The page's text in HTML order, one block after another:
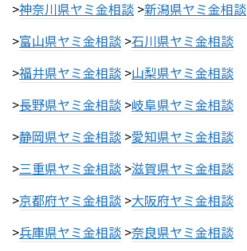
>神奈川県ヤミ金相談 >新潟県ヤミ金相談
>富山県ヤミ金相談 >石川県ヤミ金相談
>福井県ヤミ金相談 >山梨県ヤミ金相談
>長野県ヤミ金相談 >岐阜県ヤミ金相談
>静岡県ヤミ金相談 >愛知県ヤミ金相談
>三重県ヤミ金相談 >滋賀県ヤミ金相談
>京都府ヤミ金相談 >大阪府ヤミ金相談
>兵庫県ヤミ金相談 >奈良県ヤミ金相談